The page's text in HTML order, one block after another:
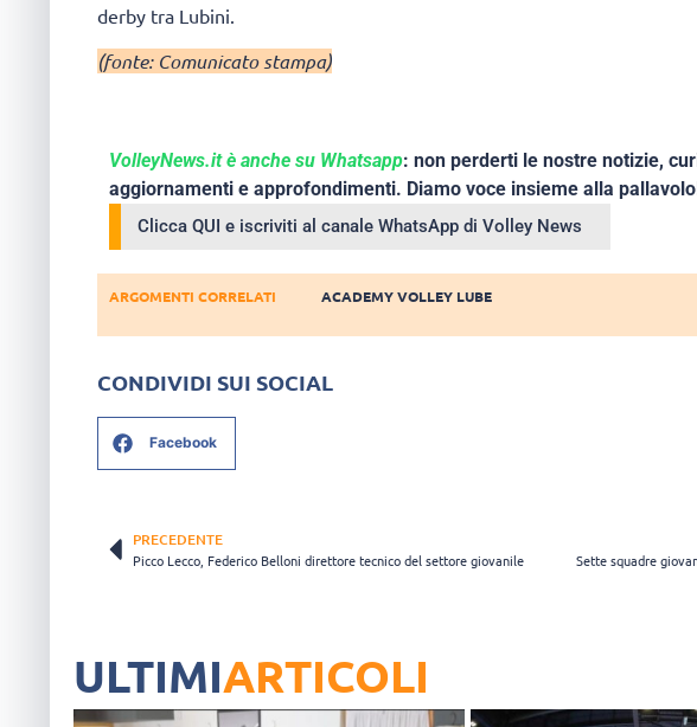
derby tra Lubini.
(fonte: Comunicato stampa)
VolleyNews.it è anche su Whatsapp: non perderti le nostre notizie,
aggiornamenti e approfondimenti. Diamo voce insieme alla
Clicca QUI e iscriviti al canale WhatsApp di Volley News
ARGOMENTI CORRELATI ACADEMY VOLLEY LUBE
CONDIVIDI SUI SOCIAL
Facebook
PRECEDENTE
Picco Lecco, Federico Belloni direttore tecnico del settore giovanile Sette squadre
ULTIMIARTICOLI